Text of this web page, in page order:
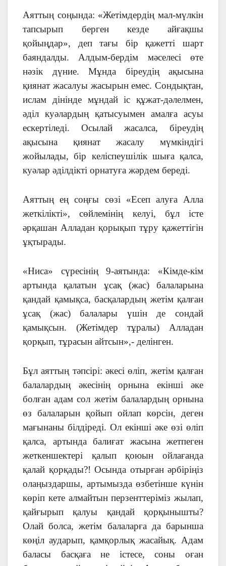
Аяттың соңында: «Жетімдердің мал-мүлкін
тапсырып берген кезде айғақшы
қойыңдар», деп тағы бір қажетті шарт
баяндалды. Алдым-бердім мәселесі өте
нәзік дүние. Мұнда біреудің ақысына
қиянат жасалуы жасырын емес. Сондықтан,
ислам дінінде мұндай іс құжат-дәлелмен,
әділ куәлардың қатысуымен амалға асуы
ескертіледі. Осылай жасалса, біреудің
ақысына қиянат жасалу мүмкіндігі
жойылады, бір келіспеушілік шыға қалса,
куәлар әділдікті орнатуға жәрдем береді.
Аяттың ең соңғы сөзі «Есеп алуға Алла
жеткілікті», сөйлемінің келуі, бұл істе
әрқашан Алладан қорықып тұру қажеттігін
ұқтырады.
«Ниса» сүресінің 9-аятында: «Кімде-кім
артында қалатын ұсақ (жас) балаларына
қандай қамықса, басқалардың жетім қалған
ұсақ (жас) балалары үшін де сондай
қамықсын. (Жетімдер тұралы) Алладан
қорқып, тұрасын айтсын»,- делінген.
Бұл аяттың тәпсірі: әкесі өліп, жетім қалған
балалардың әкесінің орнына екінші әке
болған адам сол жетім балалардың орнына
өз балаларын қойып ойлап көрсін, деген
мағынаны білдіреді. Ол екінші әке өзі өліп
қалса, артында балиғат жасына жетпеген
жеткеншектері қалып қоюын ойлағанда
қалай қорқады?! Осында отырған әрбіріңіз
олаңыздаршы, артымызда өзбетінше күнін
көріп кете алмайтын перзенттеріміз жылап,
қайғырып қалуы қандай қорқынышты?
Олай болса, жетім балаларға да барынша
көңіл аударып, қамқорлық жасайық. Адам
баласы басқаға не істесе, соны оған